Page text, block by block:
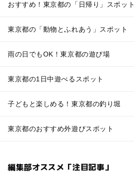
おすすめ！東京都の「日帰り」スポット
東京都の「動物とふれあう」スポット
雨の日でもOK！東京都の遊び場
東京都の1日中遊べるスポット
子どもと楽しめる！東京都の釣り堀
東京都のおすすめ外遊びスポット
編集部オススメ「注目記事」